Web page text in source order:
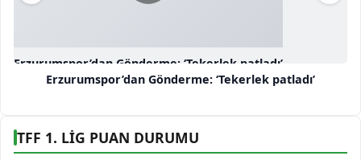
Erzurumspor’dan Gönderme: ‘Tekerlek patladı’
Erzurumspor’dan Gönderme: ‘Tekerlek patladı’
TFF 1. LİG PUAN DURUMU